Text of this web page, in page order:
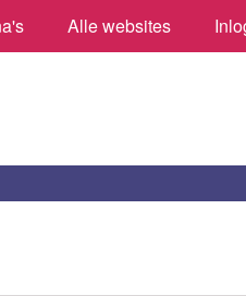
Alle websites